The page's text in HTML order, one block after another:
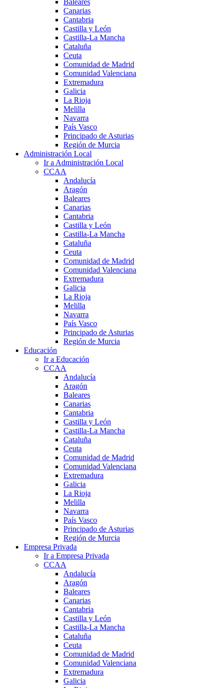
Canarias
Cantabria
Castilla y León
Castilla-La Mancha
Cataluña
Ceuta
Comunidad de Madrid
Comunidad Valenciana
Extremadura
Galicia
La Rioja
Melilla
Navarra
País Vasco
Principado de Asturias
Región de Murcia
Administración Local
Ir a Administración Local
CCAA
Andalucía
Aragón
Baleares
Canarias
Cantabria
Castilla y León
Castilla-La Mancha
Cataluña
Ceuta
Comunidad de Madrid
Comunidad Valenciana
Extremadura
Galicia
La Rioja
Melilla
Navarra
País Vasco
Principado de Asturias
Región de Murcia
Educación
Ir a Educación
CCAA
Andalucía
Aragón
Baleares
Canarias
Cantabria
Castilla y León
Castilla-La Mancha
Cataluña
Ceuta
Comunidad de Madrid
Comunidad Valenciana
Extremadura
Galicia
La Rioja
Melilla
Navarra
País Vasco
Principado de Asturias
Región de Murcia
Empresa Privada
Ir a Empresa Privada
CCAA
Andalucía
Aragón
Baleares
Canarias
Cantabria
Castilla y León
Castilla-La Mancha
Cataluña
Ceuta
Comunidad de Madrid
Comunidad Valenciana
Extremadura
Galicia